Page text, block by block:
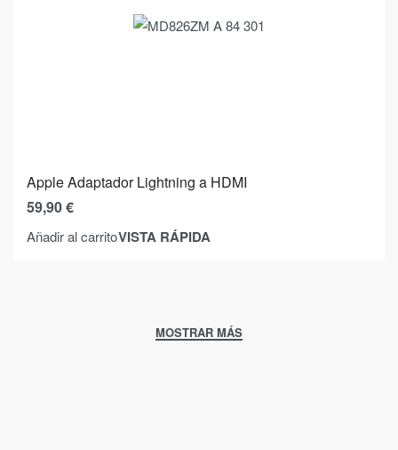
Apple Adaptador Lightning a HDMI
59,90€
Añadir al carritoVISTA RÁPIDA